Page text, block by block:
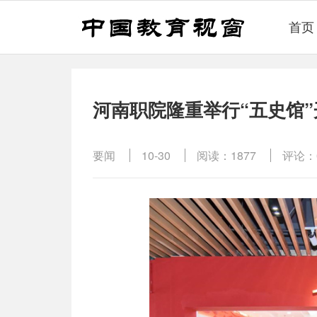
首页
河南职院隆重举行“五史馆
要闻 10-30 阅读：1877 评论